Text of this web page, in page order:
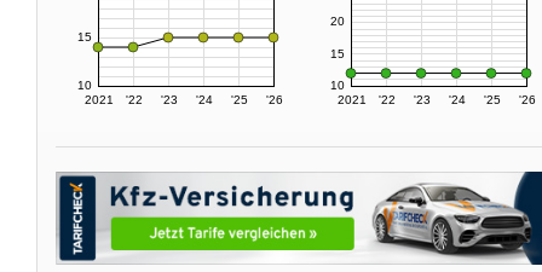
2021 '22 '23 '24 '25 '26
10
15
2021 '22 '23 '24 '25 '26
10
15
20